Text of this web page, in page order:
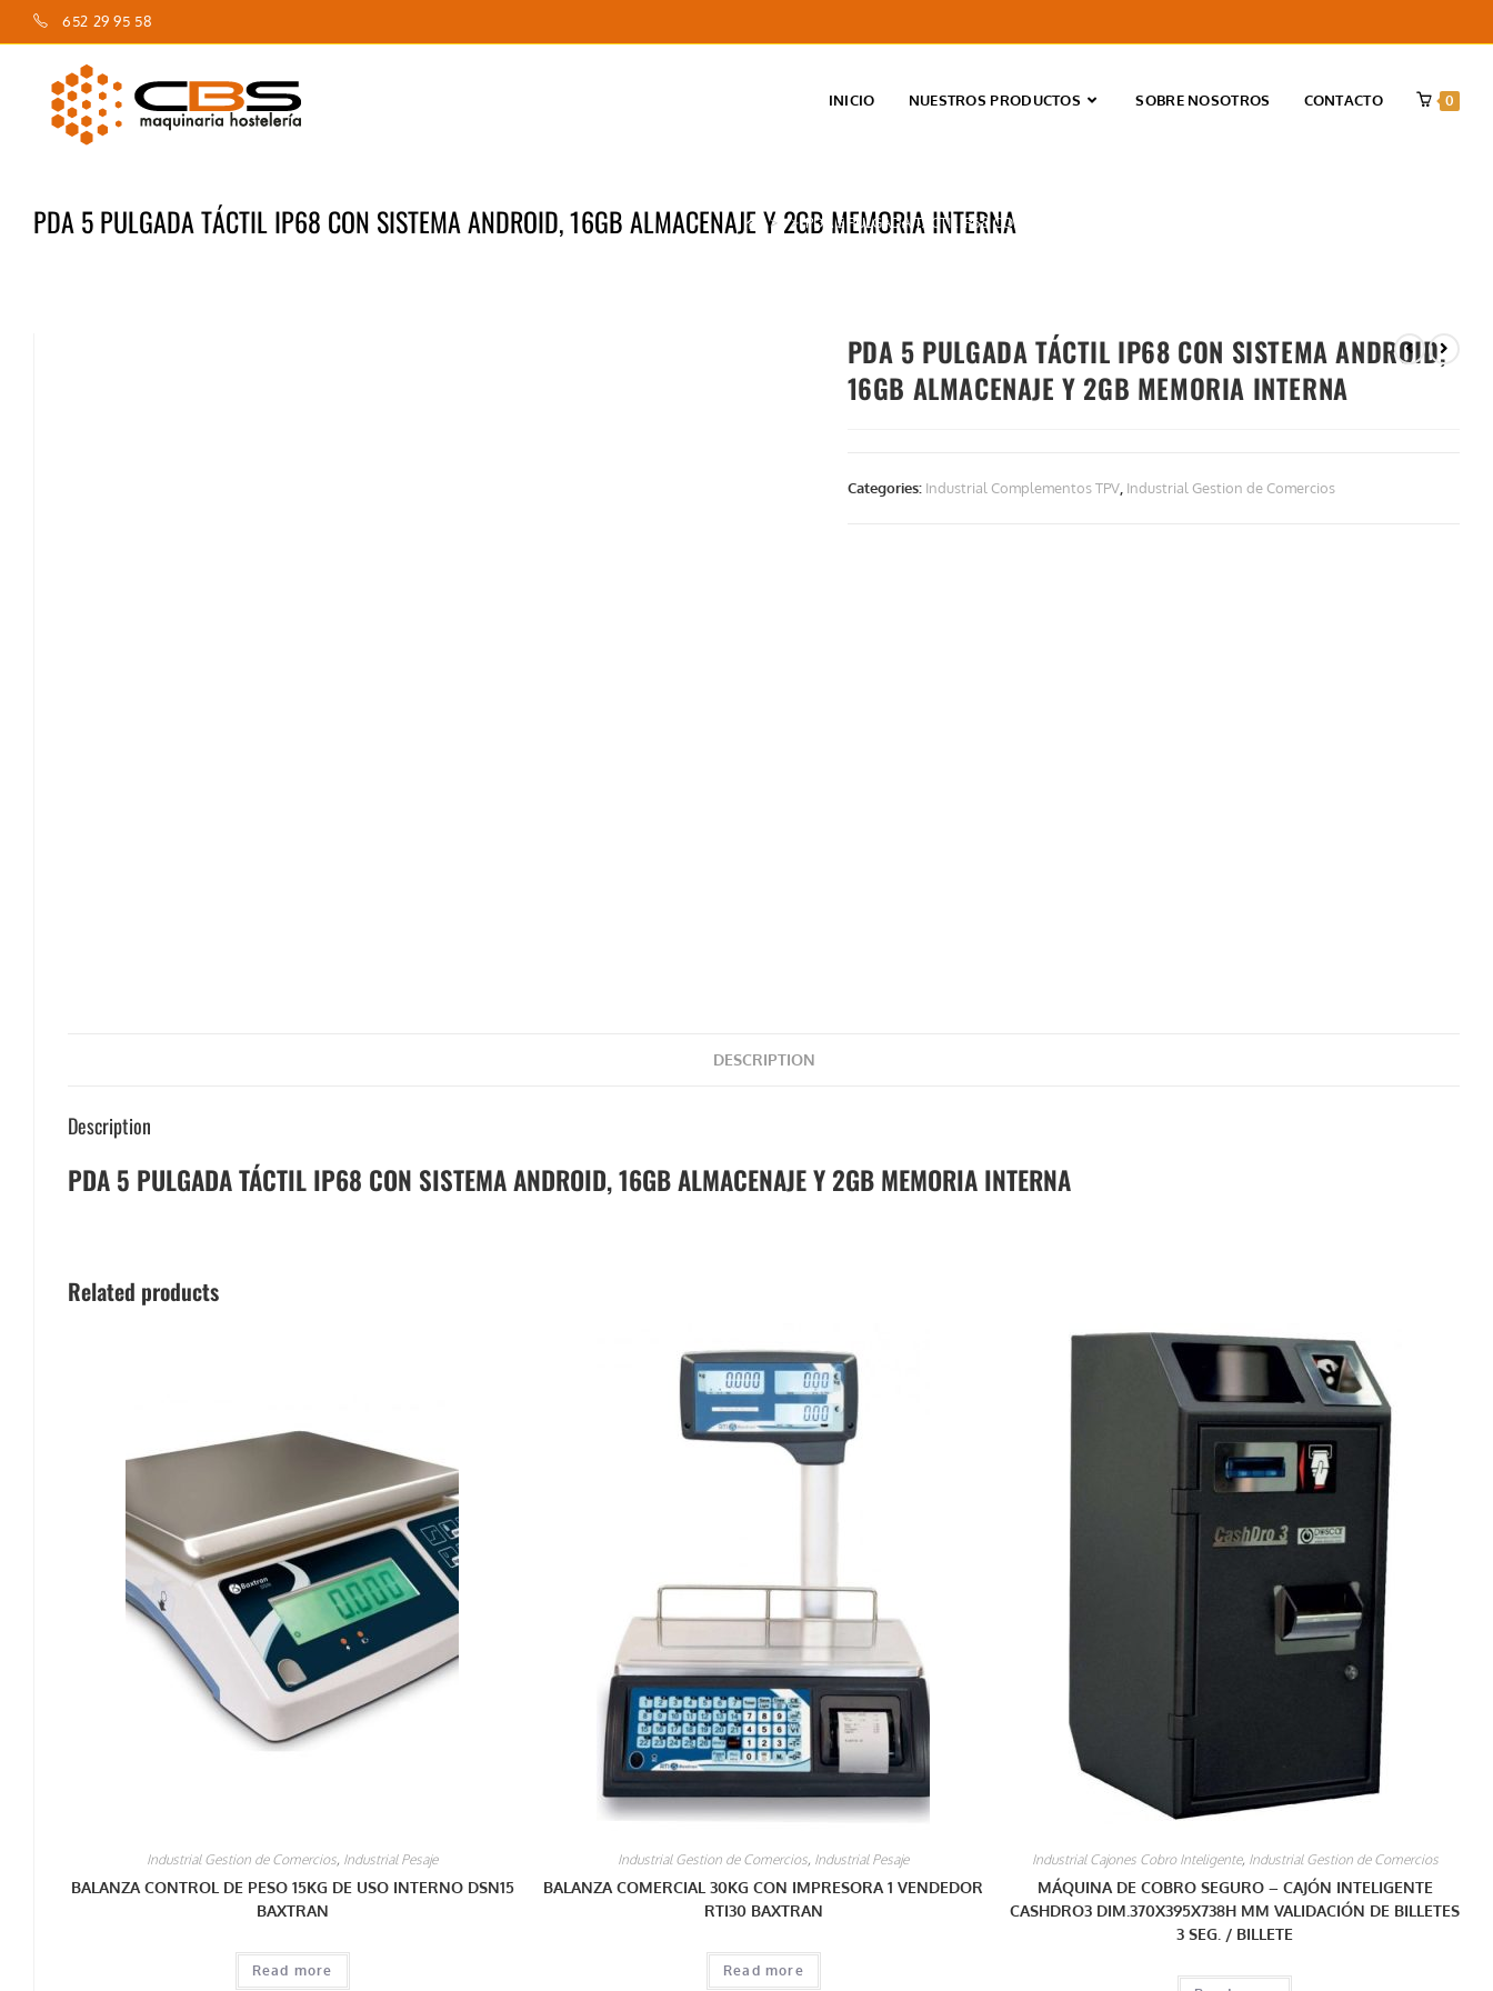
Saltar
al
652 29 95 58
INICIO NUESTROS PRODUCTOS SOBRE NOSOTROS CONTACTO 0
PDA 5 PULGADA TÁCTIL IP68 CON SISTEMA ANDROID, 16GB ALMACENAJE Y 2GB MEMORIA INTERNA
> > PDA 5 PULGADA TÁCTIL IP68 CON SISTEMA ANDROID, 16GB ALMACENAJE Y 2GB MEMORIA INTERNA
PDA 5 PULGADA TÁCTIL IP68 CON SISTEMA ANDROID,
16GB ALMACENAJE Y 2GB MEMORIA INTERNA
Categories: Industrial Complementos TPV, Industrial Gestion de Comercios
DESCRIPTION
Description
PDA 5 PULGADA TÁCTIL IP68 CON SISTEMA ANDROID, 16GB ALMACENAJE Y 2GB MEMORIA INTERNA
Related products
Industrial Gestion de Comercios, Industrial Pesaje
BALANZA CONTROL DE PESO 15KG DE USO INTERNO DSN15
BAXTRAN
Read more
Industrial Gestion de Comercios, Industrial Pesaje
BALANZA COMERCIAL 30KG CON IMPRESORA 1 VENDEDOR
RTI30 BAXTRAN
Read more
Industrial Cajones Cobro Inteligente, Industrial Gestion de Comercios
MÁQUINA DE COBRO SEGURO – CAJÓN INTELIGENTE
CASHDRO3 DIM.370X395X738H MM VALIDACIÓN DE BILLETES
3 SEG. / BILLETE